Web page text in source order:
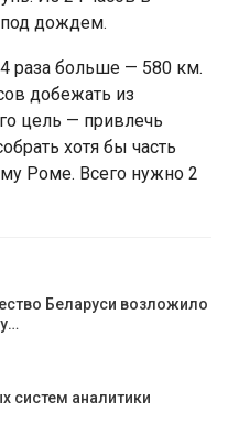
под дождем.
4 раза больше — 580 км.
добежать из
цель — привлечь
хотя бы часть
Роме. Всего нужно 2
Беларуси возложило
систем аналитики